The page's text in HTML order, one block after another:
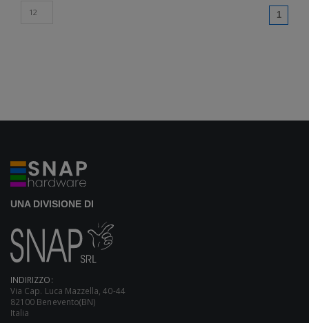
1
UNA DIVISIONE DI
INDIRIZZO:
Via Cap. Luca Mazzella, 40-44
82100 Benevento(BN)
Italia